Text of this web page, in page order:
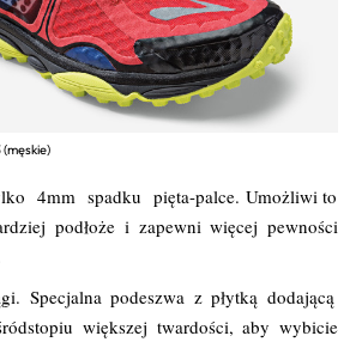
4mm spadku pięta-palce. Umożliwi to
podłoże i zapewni więcej pewności
Specjalna podeszwa z płytką dodającą
większej twardości, aby wybicie